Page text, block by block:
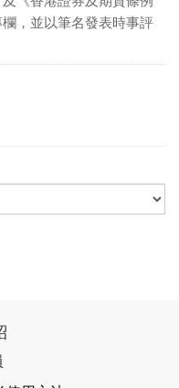
，並以筆名發表時事評